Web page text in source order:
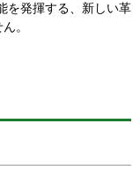
を発揮する、新しい革
。